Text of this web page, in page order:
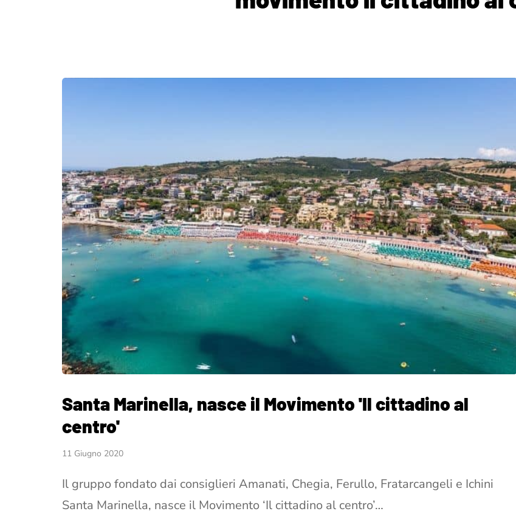
Santa Marinella, nasce il Movimento 'Il cittadino al
centro'
11 Giugno 2020
Il gruppo fondato dai consiglieri Amanati, Chegia, Ferullo, Fratarcangeli e Ichini
Santa Marinella, nasce il Movimento ‘Il cittadino al centro’…